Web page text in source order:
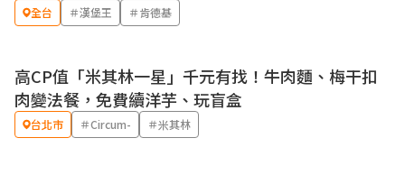
全台 ＃漢堡王 ＃肯德基
高CP值「米其林一星」千元有找！牛肉麵、梅干扣
肉變法餐，免費續洋芋、玩盲盒
台北市 ＃Circum- ＃米其林